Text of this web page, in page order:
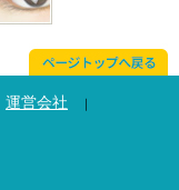
運営会社 ｜